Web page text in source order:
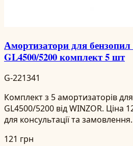
Амортизатори для бензопил
GL4500/5200 комплект 5 шт
G-221341
Комплект з 5 амортизаторів
GL4500/5200 від WINZOR. Ціна
для консультації та замовлення.
121 грн